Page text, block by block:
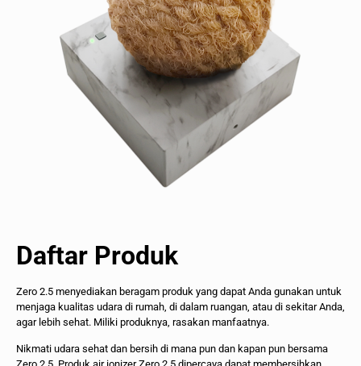
Daftar Produk
Zero 2.5 menyediakan beragam produk yang dapat Anda gunakan untuk
menjaga kualitas udara di rumah, di dalam ruangan, atau di sekitar Anda,
agar lebih sehat. Miliki produknya, rasakan manfaatnya.
Nikmati udara sehat dan bersih di mana pun dan kapan pun bersama